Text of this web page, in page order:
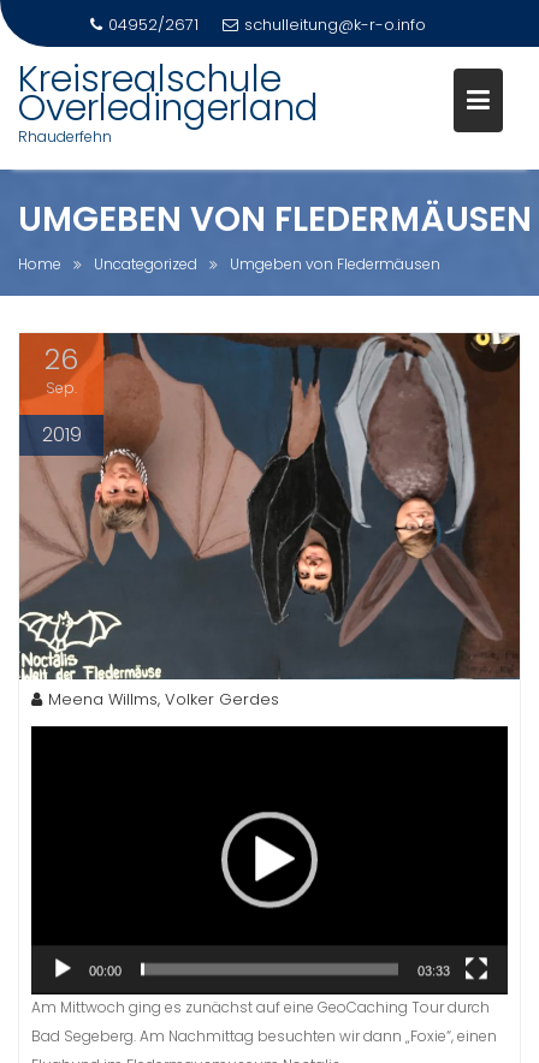
content
04952/2671 schulleitung@k-r-o.info
Kreisrealschule
Overledingerland
Rhauderfehn
UMGEBEN VON FLEDERMÄUSEN
Home Uncategorized Umgeben von Fledermäusen
26
Sep.
2019
Meena Willms, Volker Gerdes
00:00 03:33
Am Mittwoch ging es zunächst auf eine GeoCaching Tour durch
Bad Segeberg. Am Nachmittag besuchten wir dann „Foxie“, einen